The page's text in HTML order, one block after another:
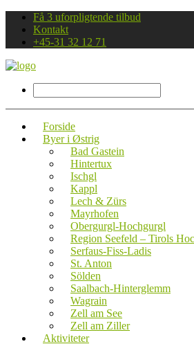
Få 3 uforpligtende tilbud
Kontakt
+45-31 32 12 71
Forside
Byer i Østrig
Bad Gastein
Hintertux
Ischgl
Kappl
Lech & Zürs
Mayrhofen
Obergurgl-Hochgurgl
Region Seefeld – Tirols
Serfaus-Fiss-Ladis
St. Anton
Sölden
Saalbach-Hinterglemm
Wagrain
Zell am See
Zell am Ziller
Aktiviteter